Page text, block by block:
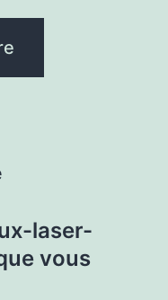
laser-
vous